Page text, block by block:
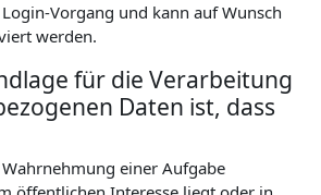
Vorgang und kann auf Wunsch
werden.
für die Verarbeitung
Daten ist, dass
einer Aufgabe